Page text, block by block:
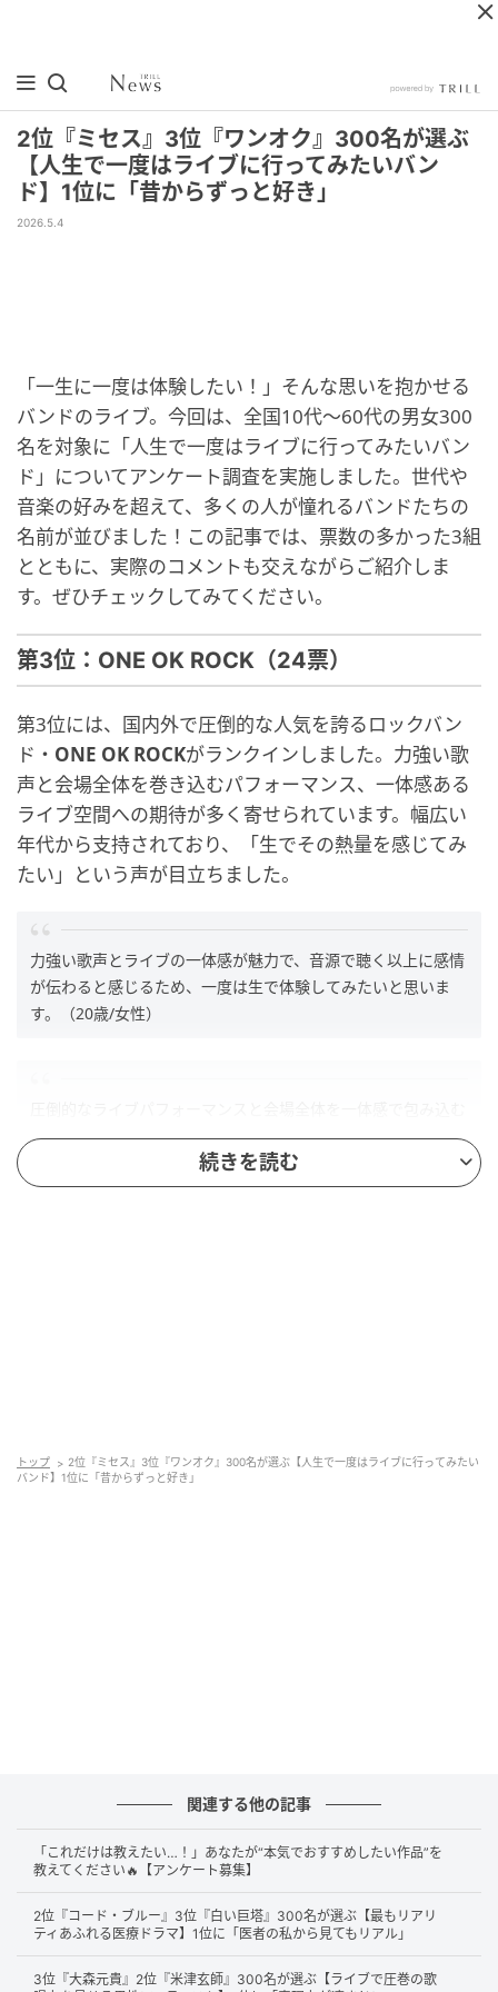
2位『ミセス』3位『ワンオク』300名が選ぶ
【人生で一度はライブに行ってみたいバン
ド】1位に「昔からずっと好き」
2026.5.4
「一生に一度は体験したい！」そんな思いを抱かせる
バンドのライブ。今回は、全国10代〜60代の男女300
名を対象に「人生で一度はライブに行ってみたいバン
ド」についてアンケート調査を実施しました。世代や
音楽の好みを超えて、多くの人が憧れるバンドたちの
名前が並びました！この記事では、票数の多かった3組
とともに、実際のコメントも交えながらご紹介しま
す。ぜひチェックしてみてください。
第3位：ONE OK ROCK（24票）
第3位には、国内外で圧倒的な人気を誇るロックバン
ド・ ONE OK ROCKがランクインしました。力強い歌
声と会場全体を巻き込むパフォーマンス、一体感ある
ライブ空間への期待が多く寄せられています。幅広い
年代から支持されており、「生でその熱量を感じてみ
たい」という声が目立ちました。
力強い歌声とライブの一体感が魅力で、音源で聴く以上に感情
が伝わると感じるため、一度は生で体験してみたいと思いま
す。（20歳/女性）
盛り上がりが魅力で、一度は生でその迫力を体感してみたいと
思うためです。（40歳/女性）
続いて第2位は、今大注目のMrs. GREEN APPLE
ボーカル大森元貴さんの圧倒的な歌唱力や、メンバー
全員によるエネルギッシュなステージングへの憧れ、
「生歌を聴いてみたい」「ライブならではの演出も楽
しみにしている」といったコメントが多数集まりまし
た。
続きを読む
トップ
2位『ミセス』3位『ワンオク』300名が選ぶ【人生で一度はライブに行ってみたい
バンド】1位に「昔からずっと好き」
関連する他の記事
「これだけは教えたい…！」あなたが“本気でおすすめしたい作品”を
教えてください🔥【アンケート募集】
2位『コード・ブルー』3位『白い巨塔』300名が選ぶ【最もリアリ
ティあふれる医療ドラマ】1位に「医者の私から見てもリアル」
3位『大森元貴』2位『米津玄師』300名が選ぶ【ライブで圧巻の歌